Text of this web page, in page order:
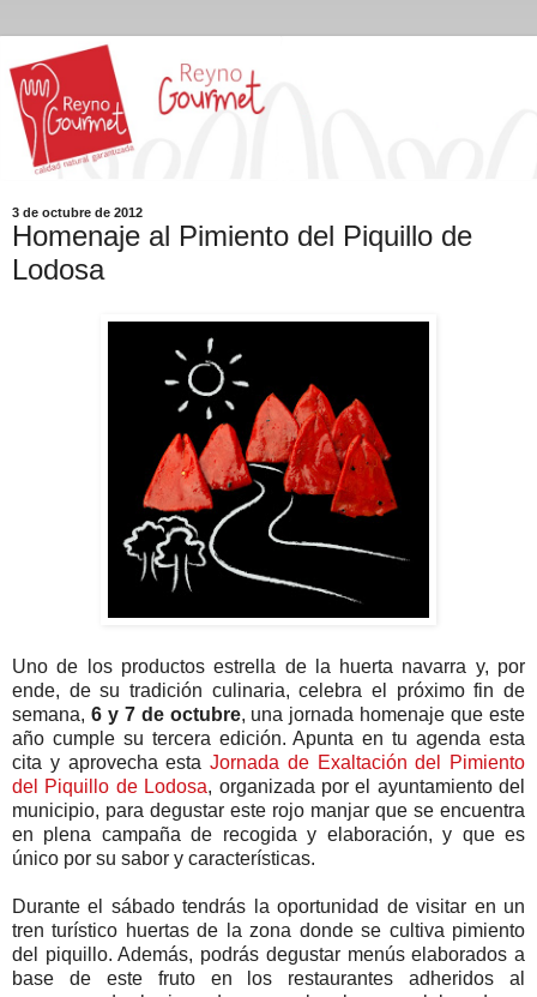
3 de octubre de 2012
Homenaje al Pimiento del Piquillo de
Lodosa
Uno de los productos estrella de la huerta navarra y, por
ende, de su tradición culinaria, celebra el próximo fin de
semana, 6 y 7 de octubre, una jornada homenaje que este
año cumple su tercera edición. Apunta en tu agenda esta
cita y aprovecha esta Jornada de Exaltación del Pimiento
del Piquillo de Lodosa, organizada por el ayuntamiento del
municipio, para degustar este rojo manjar que se encuentra
en plena campaña de recogida y elaboración, y que es
único por su sabor y características.
Durante el sábado tendrás la oportunidad de visitar en un
tren turístico huertas de la zona donde se cultiva pimiento
del piquillo. Además, podrás degustar menús elaborados a
base de este fruto en los restaurantes adheridos al